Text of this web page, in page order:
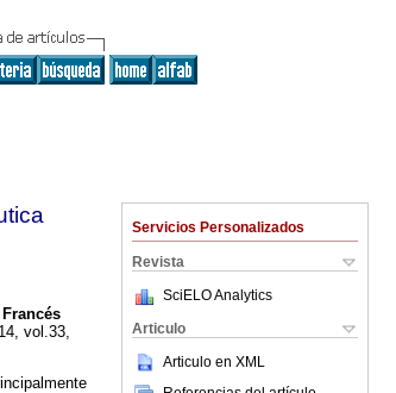
Servicios Personalizados
Revista
SciELO Analytics
Articulo
Articulo en XML
vol.33,